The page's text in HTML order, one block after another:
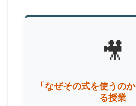
🎥
「なぜその式を使うの
る授業